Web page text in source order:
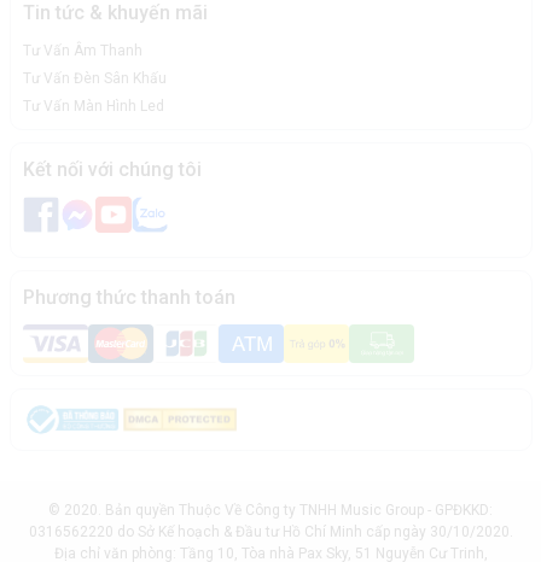
Tin tức & khuyến mãi
Tư Vấn Âm Thanh
Tư Vấn Đèn Sân Khấu
Tư Vấn Màn Hình Led
Kết nối với chúng tôi
Phương thức thanh toán
© 2020. Bản quyền Thuộc Về Công ty TNHH Music Group - GPĐKKD:
0316562220 do Sở Kế hoạch & Đầu tư Hồ Chí Minh cấp ngày 30/10/2020.
Địa chỉ văn phòng: Tầng 10, Tòa nhà Pax Sky, 51 Nguyễn Cư Trinh,